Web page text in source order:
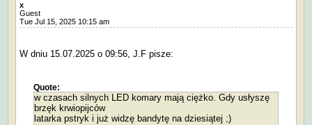
x
Guest
Tue Jul 15, 2025 10:15 am
W dniu 15.07.2025 o 09:56, J.F pisze:
Quote:
w czasach silnych LED komary mają ciężko. Gdy usłyszę
brzęk krwiopijców
latarka pstryk i już widzę bandytę na dziesiątej ;)